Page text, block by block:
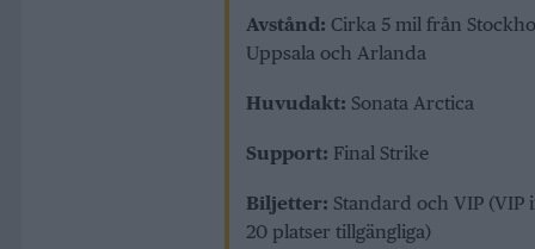
Avstånd: Cirka 5 mil från
Uppsala och Arlanda
Huvudakt: Sonata Arctica
Support: Final Strike
Biljetter: Standard och VIP
20 platser tillgängliga)